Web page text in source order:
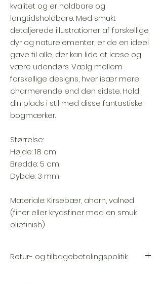
kvalitet og er holdbare og
langtidsholdbare. Med smukt
detaljerede illustrationer af forskellige
dyr og naturelementer, er de en ideel
gave til alle, der kan lide at læse og
være udendørs. Vælg mellem
forskellige designs, hver især mere
charmerende end den sidste. Hold
din plads i stil med disse fantastiske
bogmærker.
Størrelse:
Højde: 18 cm
Bredde: 5 cm
Dybde: 3 mm
Materiale: Kirsebær, ahorn, valnød
(finer eller krydsfiner med en smuk
oliefinish)
Retur- og tilbagebetalingspolitik